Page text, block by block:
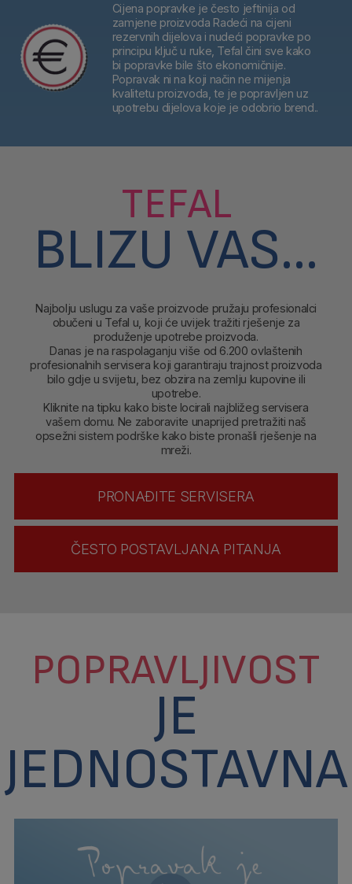
Cijena popravke je često jeftinija od
zamjene proizvoda Radeći na cijeni
rezervnih dijelova i nudeći popravke po
principu ključ u ruke, Tefal čini sve kako
bi popravke bile što ekonomičnije.
Popravak ni na koji način ne mijenja
kvalitetu proizvoda, te je popravljen uz
upotrebu dijelova koje je odobrio brend..
TEFAL
BLIZU VAS...
Najbolju uslugu za vaše proizvode pružaju profesionalci
obučeni u Tefal u, koji će uvijek tražiti rješenje za
produženje upotrebe proizvoda.
Danas je na raspolaganju više od 6.200 ovlaštenih
profesionalnih servisera koji garantiraju trajnost proizvoda
bilo gdje u svijetu, bez obzira na zemlju kupovine ili
upotrebe.
Kliknite na tipku kako biste locirali najbližeg servisera
vašem domu. Ne zaboravite unaprijed pretražiti naš
opsežni sistem podrške kako biste pronašli rješenje na
mreži.
PRONAĐITE SERVISERA
ČESTO POSTAVLJANA PITANJA
POPRAVLJIVOST
JE
JEDNOSTAVNA